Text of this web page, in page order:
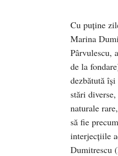
Cu puţine
Marina
Pârvulescu,
de la
dezbătută
stări
naturale
să fie
interjecţiile
Dumitrescu